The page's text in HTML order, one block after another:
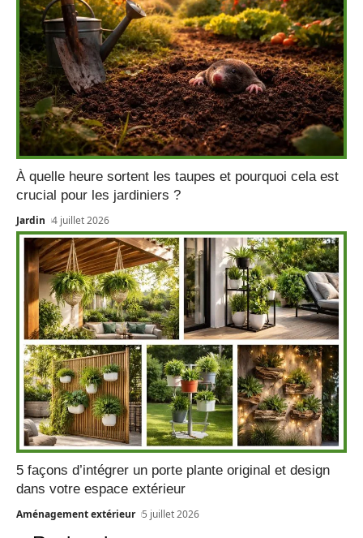
À quelle heure sortent les taupes et pourquoi cela est
crucial pour les jardiniers ?
Jardin 4 juillet 2026
5 façons d’intégrer un porte plante original et design
dans votre espace extérieur
Aménagement extérieur 5 juillet 2026